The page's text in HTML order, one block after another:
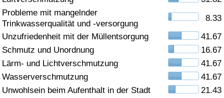
Probleme mit mangelnder
Trinkwasserqualität und -versorgung
8.33
Unzufriedenheit mit der Müllentsorgung
41.67
Schmutz und Unordnung
16.67
Lärm- und Lichtverschmutzung
41.67
Wasserverschmutzung
41.67
Unwohlsein beim Aufenthalt in der Stadt
21.43
Kriminalitäts-Index
Kriminalitätsindex nach Land
Gesundheitsversorgung
Gesundheitsversorgungs-Index (aktuell)